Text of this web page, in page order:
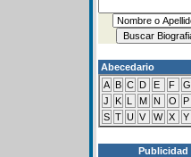
Abecedario
A B C D E F G
J
K L M N O P
S T U V W X Y
Publicidad